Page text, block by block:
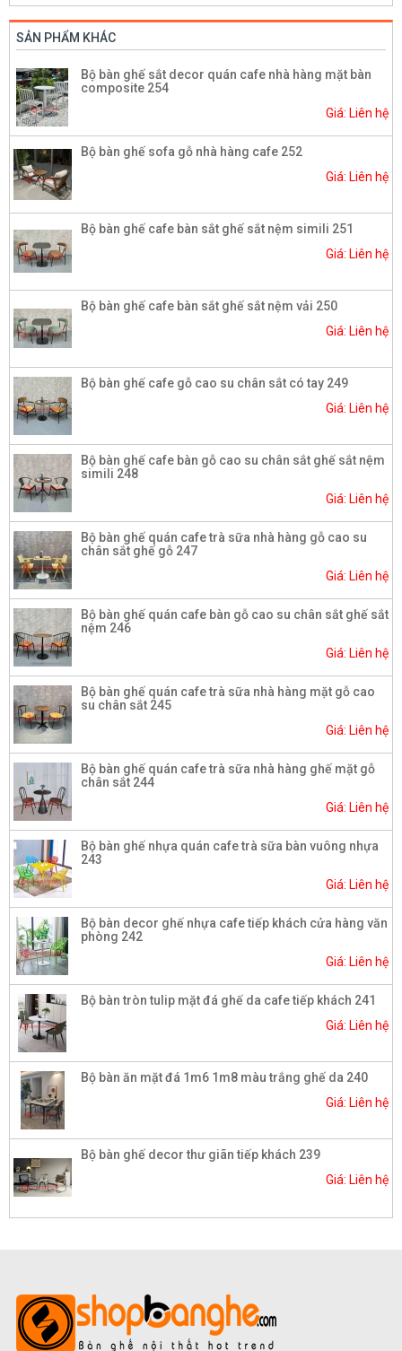
SẢN PHẨM KHÁC
Bộ bàn ghế sắt decor quán cafe nhà hàng mặt bàn
composite 254
Giá: Liên hệ
Bộ bàn ghế sofa gỗ nhà hàng cafe 252
Giá: Liên hệ
Bộ bàn ghế cafe bàn sắt ghế sắt nệm simili 251
Giá: Liên hệ
Bộ bàn ghế cafe bàn sắt ghế sắt nệm vải 250
Giá: Liên hệ
Bộ bàn ghế cafe gỗ cao su chân sắt có tay 249
Giá: Liên hệ
Bộ bàn ghế cafe bàn gỗ cao su chân sắt ghế sắt nệm
simili 248
Giá: Liên hệ
Bộ bàn ghế quán cafe trà sữa nhà hàng gỗ cao su
chân sắt ghế gỗ 247
Giá: Liên hệ
Bộ bàn ghế quán cafe bàn gỗ cao su chân sắt ghế sắt
nệm 246
Giá: Liên hệ
Bộ bàn ghế quán cafe trà sữa nhà hàng mặt gỗ cao
su chân sắt 245
Giá: Liên hệ
Bộ bàn ghế quán cafe trà sữa nhà hàng ghế mặt gỗ
chân sắt 244
Giá: Liên hệ
Bộ bàn ghế nhựa quán cafe trà sữa bàn vuông nhựa
243
Giá: Liên hệ
Bộ bàn decor ghế nhựa cafe tiếp khách cửa hàng văn
phòng 242
Giá: Liên hệ
Bộ bàn tròn tulip mặt đá ghế da cafe tiếp khách 241
Giá: Liên hệ
Bộ bàn ăn mặt đá 1m6 1m8 màu trắng ghế da 240
Giá: Liên hệ
Bộ bàn ghế decor thư giãn tiếp khách 239
Giá: Liên hệ